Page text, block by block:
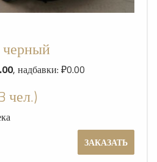
, надбавки: ₽0.00
чел.)
ЗАКАЗАТЬ